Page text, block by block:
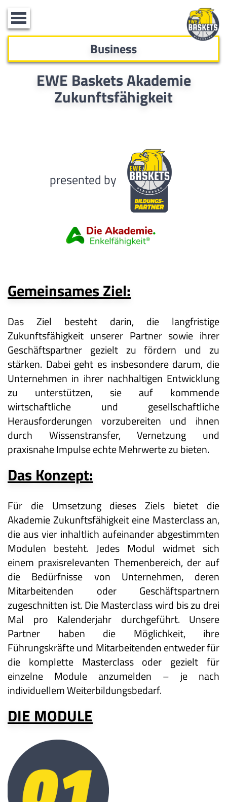
Toggle
navigation
Business
EWE Baskets Akademie
Zukunftsfähigkeit
presented by
Gemeinsames Ziel:
Das Ziel besteht darin, die langfristige
Zukunftsfähigkeit unserer Partner sowie ihrer
Geschäftspartner gezielt zu fördern und zu
stärken. Dabei geht es insbesondere darum, die
Unternehmen in ihrer nachhaltigen Entwicklung
zu unterstützen, sie auf kommende
wirtschaftliche und gesellschaftliche
Herausforderungen vorzubereiten und ihnen
durch Wissenstransfer, Vernetzung und
praxisnahe Impulse echte Mehrwerte zu bieten.
Das Konzept:
Für die Umsetzung dieses Ziels bietet die
Akademie Zukunftsfähigkeit eine Masterclass an,
die aus vier inhaltlich aufeinander abgestimmten
Modulen besteht. Jedes Modul widmet sich
einem praxisrelevanten Themenbereich, der auf
die Bedürfnisse von Unternehmen, deren
Mitarbeitenden oder Geschäftspartnern
zugeschnitten ist. Die Masterclass wird bis zu drei
Mal pro Kalenderjahr durchgeführt. Unsere
Partner haben die Möglichkeit, ihre
Führungskräfte und Mitarbeitenden entweder für
die komplette Masterclass oder gezielt für
einzelne Module anzumelden – je nach
individuellem Weiterbildungsbedarf.
DIE MODULE